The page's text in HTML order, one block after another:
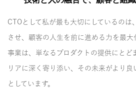
CTOとして私が最も大切にしているの
させ、顧客の人生を前に進める力を最大
事業は、単なるプロダクトの提供にとど
リアに深く寄り添い、その未来がより
としています。